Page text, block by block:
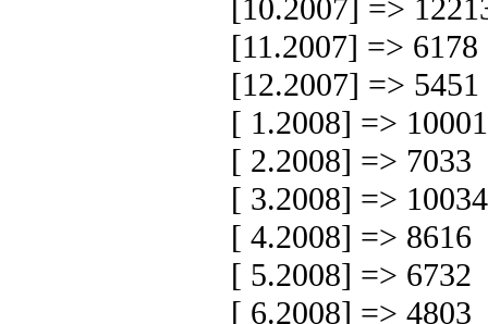
[10.2007] =>
[11.2007] => 6178
[12.2007] => 5451
[ 1.2008] => 10001
[ 2.2008] => 7033
[ 3.2008] => 10034
[ 4.2008] => 8616
[ 5.2008] => 6732
[ 6.2008] => 4803